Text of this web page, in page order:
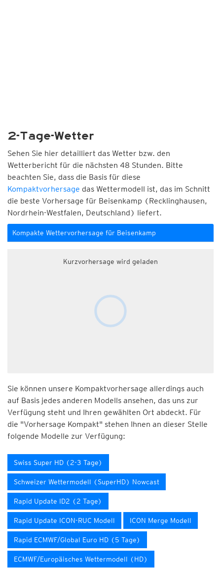
2-Tage-Wetter
Sehen Sie hier detailliert das Wetter bzw. den
Wetterbericht für die nächsten 48 Stunden. Bitte
beachten Sie, dass die Basis für diese
Kompaktvorhersage das Wettermodell ist, das im Schnitt
die beste Vorhersage für Beisenkamp (Recklinghausen,
Nordrhein-Westfalen, Deutschland) liefert.
Kompakte Wettervorhersage für Beisenkamp
Kurzvorhersage wird geladen
Sie können unsere Kompaktvorhersage allerdings auch
auf Basis jedes anderen Modells ansehen, das uns zur
Verfügung steht und Ihren gewählten Ort abdeckt. Für
die "Vorhersage Kompakt" stehen Ihnen an dieser Stelle
folgende Modelle zur Verfügung:
Swiss Super HD (2-3 Tage)
Schweizer Wettermodell (SuperHD) Nowcast
Rapid Update ID2 (2 Tage)
Rapid Update ICON-RUC Modell ICON Merge Modell
Rapid ECMWF/Global Euro HD (5 Tage)
ECMWF/Europäisches Wettermodell (HD)